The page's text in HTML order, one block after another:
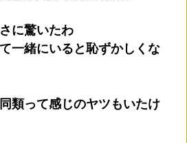
に驚いたわ
一緒にいると恥ずかしくな
類って感じのヤツもいたけ